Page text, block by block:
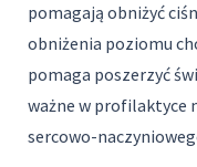
pomagają obniżyć
obniżenia poziomu
pomaga poszerzyć
ważne w profilaktyce
sercowo-